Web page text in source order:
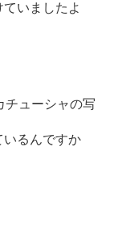
いましたよ
チューシャの写
いるんですか